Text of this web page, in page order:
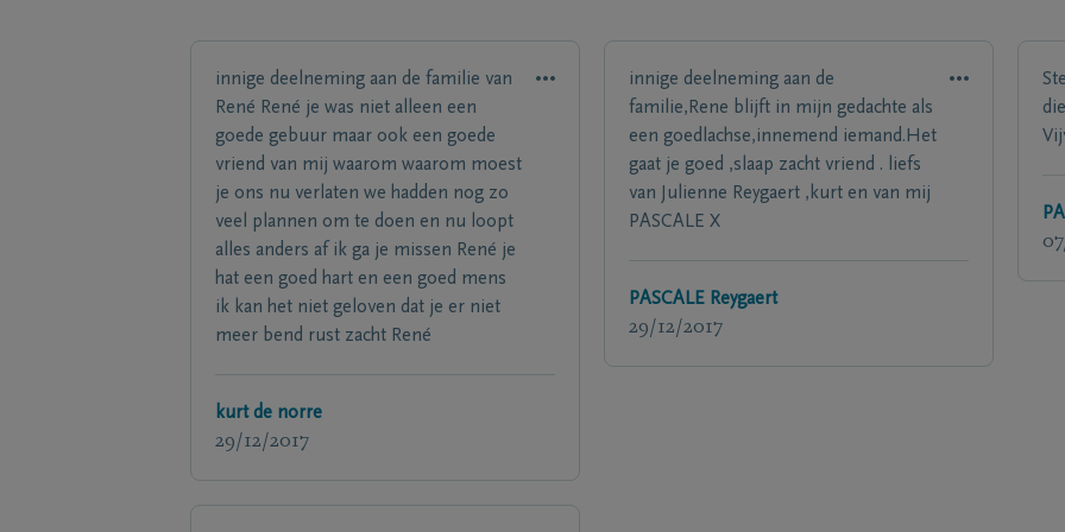
innige deelneming aan de familie van
René René je was niet alleen een
goede gebuur maar ook een goede
vriend van mij waarom waarom moest
je ons nu verlaten we hadden nog zo
veel plannen om te doen en nu loopt
alles anders af ik ga je missen René je
hat een goed hart en een goed mens
ik kan het niet geloven dat je er niet
meer bend rust zacht René
kurt de norre
29/12/2017
innige deelneming aan de
familie,Rene blijft in mijn gedachte als
een goedlachse,innemend iemand.Het
gaat je goed ,slaap zacht vriend . liefs
van Julienne Reygaert ,kurt en van mij
PASCALE X
PASCALE Reygaert
29/12/2017